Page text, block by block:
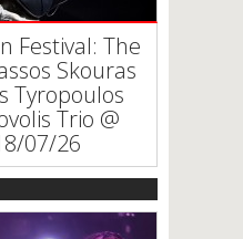
Festival: The
Skouras
Tyropoulos
Trio @
07/26